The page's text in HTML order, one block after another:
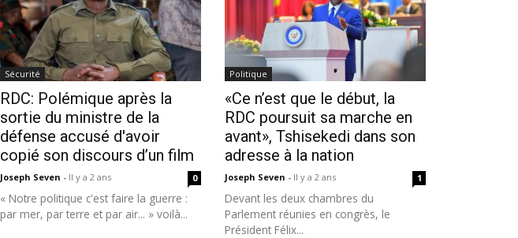
Sécurité
RDC: Polémique après la
sortie du ministre de la
défense accusé d'avoir
copié son discours d’un film
Joseph Seven - Il y a 2 ans 0
« Notre politique c'est faire la guerre :
par mer, par terre et par air... » voilà...
Politique
«Ce n’est que le début, la
RDC poursuit sa marche en
avant», Tshisekedi dans son
adresse à la nation
Joseph Seven - Il y a 2 ans 1
Devant les deux chambres du
Parlement réunies en congrès, le
Président Félix...